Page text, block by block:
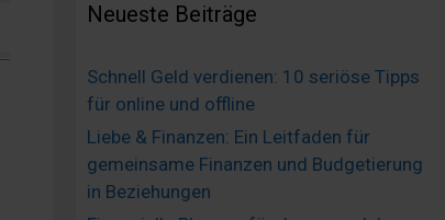
Neueste Beiträge
Schnell Geld verdienen: 10 seriöse Tipps
für online und offline
Liebe & Finanzen: Ein Leitfaden für
gemeinsame Finanzen und Budgetierung
in Beziehungen